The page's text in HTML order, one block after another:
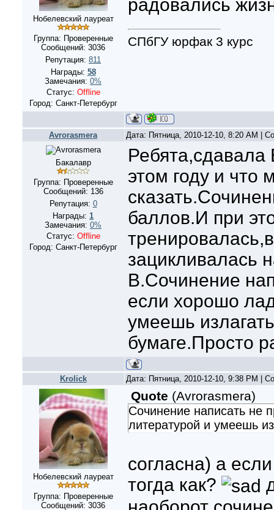
Нобелевский лауреат
Группа: Проверенные
Сообщений: 3036
Репутация: 811
Награды: 58
Замечания: 0%
Статус: Offline
Город: Санкт-Петербург
радовались
СПбГУ юрфак 3 курс
Avrorasmera Дата: Пятница, 2010-12-10, 8:20 AM |
Бакалавр
Группа: Проверенные
Сообщений: 136
Репутация: 0
Награды: 1
Замечания: 0%
Статус: Offline
Город: Санкт-Петербург
Ребята,сдавала
этом году и что
баллов.И при
зацикливалась
В.Сочинение
если хорошо
умеешь
бумаге.Просто
Krolick Дата: Пятница, 2010-12-10, 9:38 PM |
Нобелевский лауреат
Группа: Проверенные
Сообщений: 3036
Quote (Avrorasmera)
Сочинение написать не
литературой и умеешь
согласна) а
тогда как?